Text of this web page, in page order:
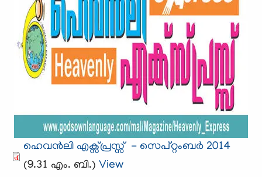
ഹെവന്‍ലി എക്സ്പ്രസ്സ്‌ ​ - സെപ്റ്റംബര്‍ 2014
(9.31 എം. ബി.) View